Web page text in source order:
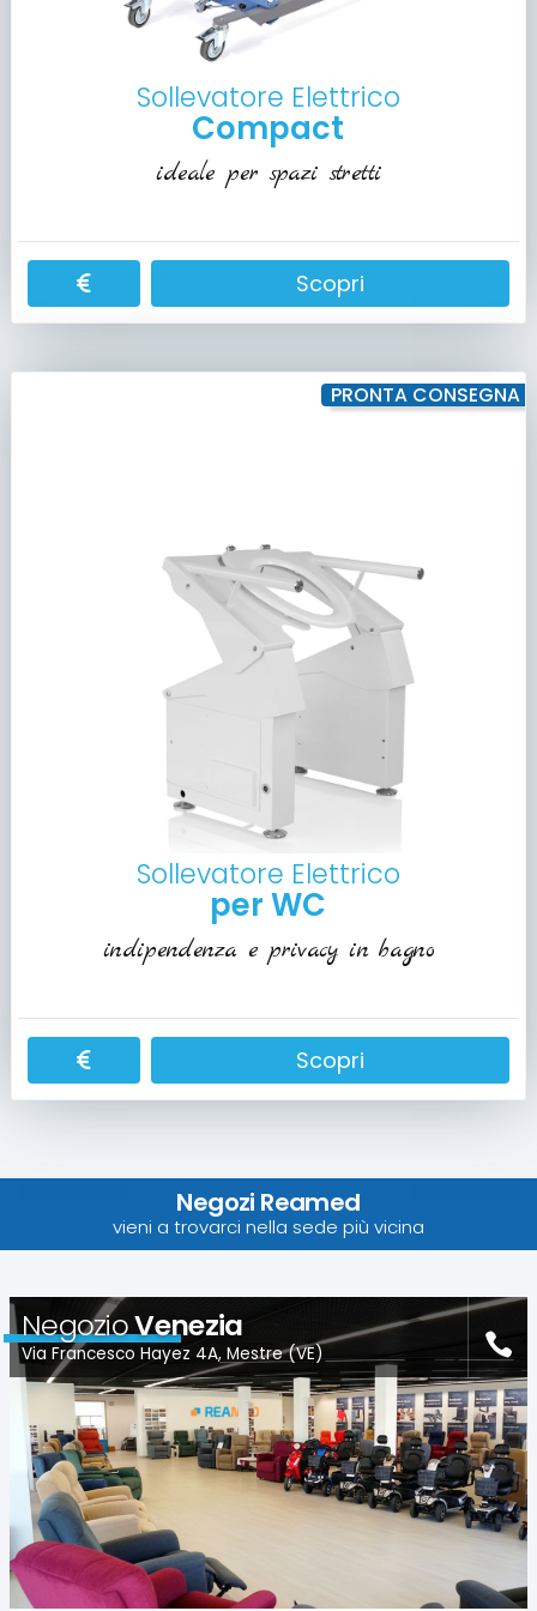
Sollevatore Elettrico
Compact
ideale per spazi stretti
Scopri
PRONTA CONSEGNA
Sollevatore Elettrico
per WC
indipendenza e privacy in bagno
Scopri
Negozi Reamed
vieni a trovarci nella sede più vicina
NegozioVenezia
Via Francesco Hayez 4A, Mestre (VE)